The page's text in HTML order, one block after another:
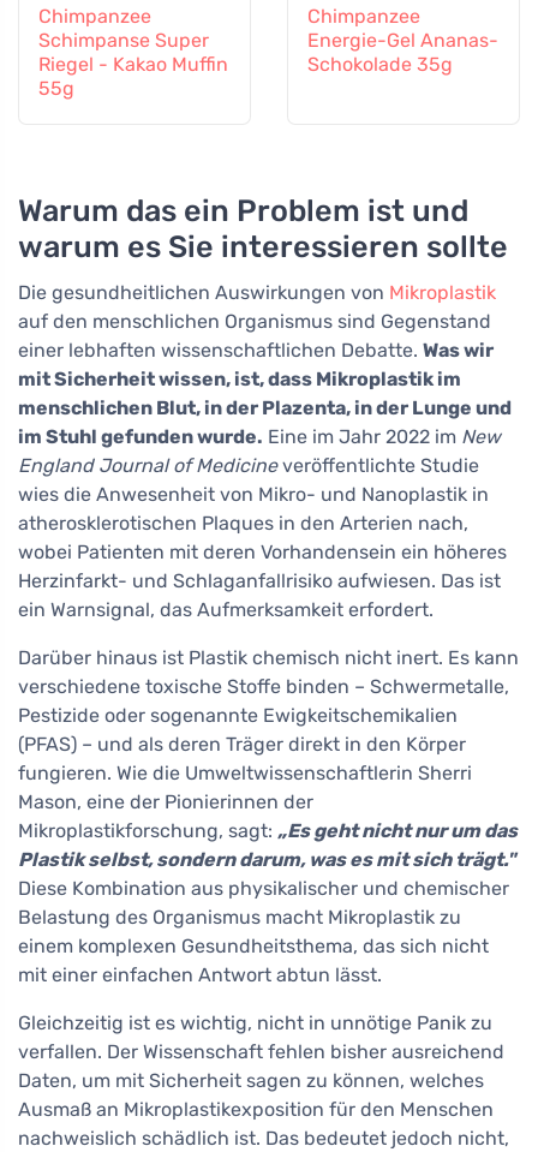
Chimpanzee
Schimpanse Super
Riegel - Kakao Muffin
55g
Chimpanzee
Energie-Gel Ananas-
Schokolade 35g
Warum das ein Problem ist und
warum es Sie interessieren sollte
Die gesundheitlichen Auswirkungen von Mikroplastik
auf den menschlichen Organismus sind Gegenstand
einer lebhaften wissenschaftlichen Debatte. Was wir
mit Sicherheit wissen, ist, dass Mikroplastik im
menschlichen Blut, in der Plazenta, in der Lunge und
im Stuhl gefunden wurde. Eine im Jahr 2022 im New
England Journal of Medicineveröffentlichte Studie
wies die Anwesenheit von Mikro- und Nanoplastik in
atherosklerotischen Plaques in den Arterien nach,
wobei Patienten mit deren Vorhandensein ein höheres
Herzinfarkt- und Schlaganfallrisiko aufwiesen. Das ist
ein Warnsignal, das Aufmerksamkeit erfordert.
Darüber hinaus ist Plastik chemisch nicht inert. Es kann
verschiedene toxische Stoffe binden – Schwermetalle,
Pestizide oder sogenannte Ewigkeitschemikalien
(PFAS) – und als deren Träger direkt in den Körper
fungieren. Wie die Umweltwissenschaftlerin Sherri
Mason, eine der Pionierinnen der
Mikroplastikforschung, sagt: „Es geht nicht nur um das
Plastik selbst, sondern darum, was es mit sich trägt."
Diese Kombination aus physikalischer und chemischer
Belastung des Organismus macht Mikroplastik zu
einem komplexen Gesundheitsthema, das sich nicht
mit einer einfachen Antwort abtun lässt.
Gleichzeitig ist es wichtig, nicht in unnötige Panik zu
verfallen. Der Wissenschaft fehlen bisher ausreichend
Daten, um mit Sicherheit sagen zu können, welches
Ausmaß an Mikroplastikexposition für den Menschen
nachweislich schädlich ist. Das bedeutet jedoch nicht,